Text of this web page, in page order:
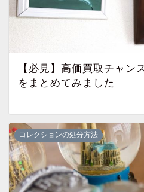
【必見】高価買取チャン
をまとめてみました
コレクションの処分方法